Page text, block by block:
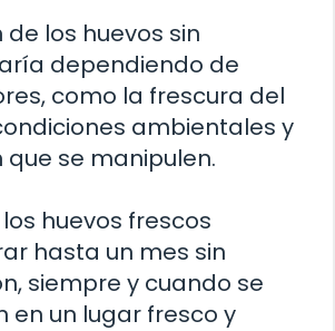
de los huevos sin
dependiendo de
como la frescura del
ambientales y
se manipulen.
huevos frescos
hasta un mes sin
siempre y cuando se
en un lugar fresco y